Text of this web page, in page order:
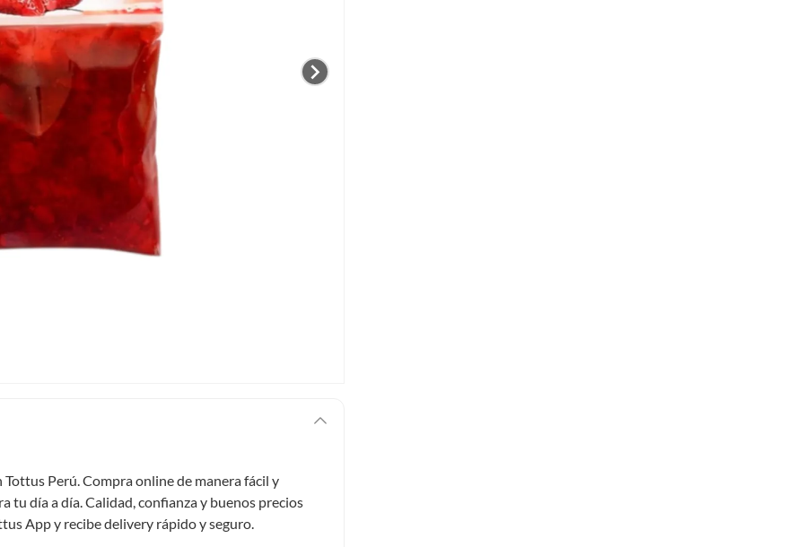
Perú. Compra online de manera fácil y
tu día a día. Calidad, confianza y buenos precios
App y recibe delivery rápido y seguro.